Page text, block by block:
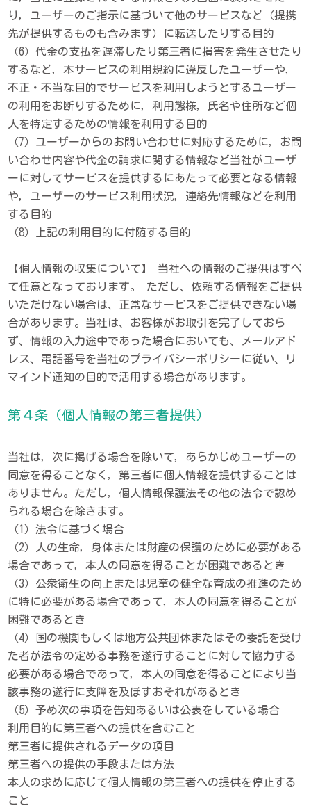
り，ユーザーのご指示に基づいて他のサービスなど（提携
先が提供するものも含みます）に転送したりする目的
（6）代金の支払を遅滞したり第三者に損害を発生させたり
するなど，本サービスの利用規約に違反したユーザーや，
不正・不当な目的でサービスを利用しようとするユーザー
の利用をお断りするために，利用態様，氏名や住所など個
人を特定するための情報を利用する目的
（7）ユーザーからのお問い合わせに対応するために，お問
い合わせ内容や代金の請求に関する情報など当社がユーザ
ーに対してサービスを提供するにあたって必要となる情報
や，ユーザーのサービス利用状況，連絡先情報などを利用
する目的
（8）上記の利用目的に付随する目的
【個人情報の収集について】 当社への情報のご提供はすべ
て任意となっております。 ただし、依頼する情報をご提供
いただけない場合は、正常なサービスをご提供できない場
合があります。当社は、お客様がお取引を完了しておら
ず、情報の入力途中であった場合においても、メールアド
レス、電話番号を当社のプライバシーポリシーに従い、リ
マインド通知の目的で活用する場合があります。
第４条（個人情報の第三者提供）
当社は，次に掲げる場合を除いて，あらかじめユーザーの
同意を得ることなく，第三者に個人情報を提供することは
ありません。ただし，個人情報保護法その他の法令で認め
られる場合を除きます。
（1）法令に基づく場合
（2）人の生命，身体または財産の保護のために必要がある
場合であって，本人の同意を得ることが困難であるとき
（3）公衆衛生の向上または児童の健全な育成の推進のため
に特に必要がある場合であって，本人の同意を得ることが
困難であるとき
（4）国の機関もしくは地方公共団体またはその委託を受け
た者が法令の定める事務を遂行することに対して協力する
必要がある場合であって，本人の同意を得ることにより当
該事務の遂行に支障を及ぼすおそれがあるとき
（5）予め次の事項を告知あるいは公表をしている場合
利用目的に第三者への提供を含むこと
第三者に提供されるデータの項目
第三者への提供の手段または方法
本人の求めに応じて個人情報の第三者への提供を停止する
こと